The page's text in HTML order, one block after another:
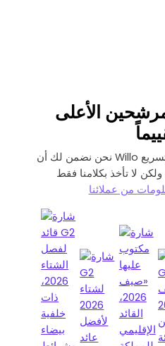
الأعلى
نحن نضمن لك أن Willo سوف يعمل على تبسيط وتسريع